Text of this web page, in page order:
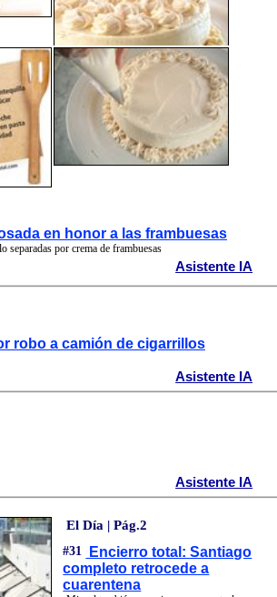
en honor a las frambuesas
separadas por crema de frambuesas
Asistente IA
robo a camión de cigarrillos
Asistente IA
Asistente IA
El Día | Pág.2
#31
Encierro total: Santiago
completo retrocede a
cuarentena